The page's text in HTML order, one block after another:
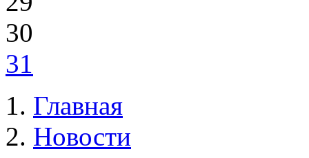
30
31
Главная
Новости